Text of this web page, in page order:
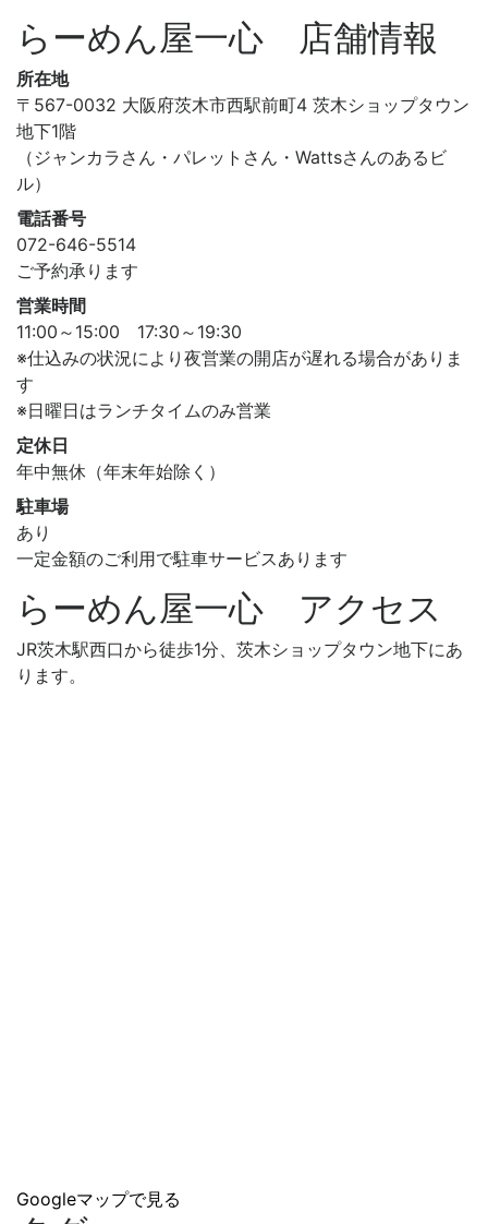
らーめん屋一心 店舗情報
所在地
〒567-0032 大阪府茨木市西駅前町4 茨木ショップタウン
地下1階
（ジャンカラさん・パレットさん・Wattsさんのあるビ
ル）
電話番号
072-646-5514
ご予約承ります
営業時間
11:00～15:00 17:30～19:30
※仕込みの状況により夜営業の開店が遅れる場合がありま
す
※日曜日はランチタイムのみ営業
定休日
年中無休（年末年始除く）
駐車場
あり
一定金額のご利用で駐車サービスあります
らーめん屋一心 アクセス
JR茨木駅西口から徒歩1分、茨木ショップタウン地下にあ
ります。
Googleマップで見る